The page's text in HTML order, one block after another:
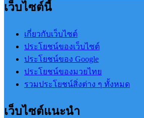
เว็บไซต์นี้
เกี่ยวกับเว็บไซต์
ประโยชน์ของเว็บไซต์
ประโยชน์ของ Google
ประโยชน์ของมวยไทย
รวมประโยชน์สิ่งต่าง ๆ ทั้งหมด
เว็บไซต์แนะนำ